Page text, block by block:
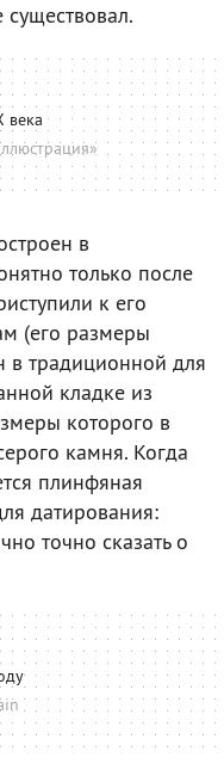
века
в
только после
к его
(его размеры
в традиционной для
кладке из
которого в
камня. Когда
плинфяная
датирования:
точно сказать о